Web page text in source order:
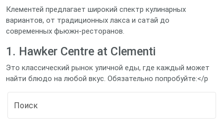
Клементей предлагает широкий спектр кулинарных
вариантов, от традиционных лакса и сатай до
современных фьюжн‑ресторанов.
1. Hawker Centre at Clementi
Это классический рынок уличной еды, где каждый может
найти блюдо на любой вкус. Обязательно попробуйте:</p